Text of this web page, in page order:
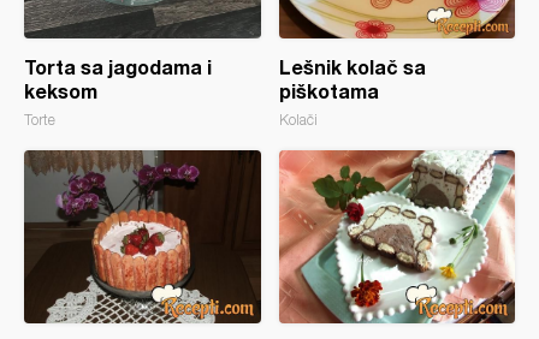
Torta sa jagodama i
keksom
Torte
Lešnik kolač sa
piškotama
Kolači